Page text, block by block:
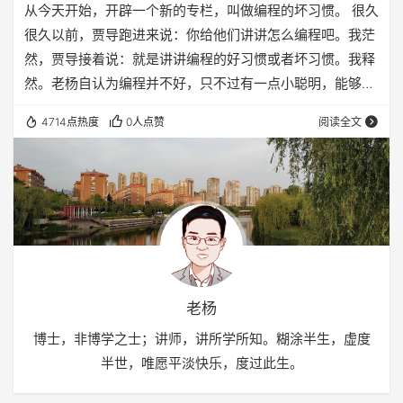
从今天开始，开辟一个新的专栏，叫做编程的坏习惯。 很久
很久以前，贾导跑进来说：你给他们讲讲怎么编程吧。我茫
然，贾导接着说：就是讲讲编程的好习惯或者坏习惯。我释
然。老杨自认为编程并不好，只不过有一点小聪明，能够找
别的不敢保证，挑别人毛病还是有一套的，于是在给他们解
决问题的时候，倒是总结了一些坏习惯出来。 我总是想把问
题攒够了再给他们讲，可是我看到一个问题他们不止一个人
会遇到，而是很多人都会遇到，于是我觉得我不能再等了，
我需要赶紧把这些东西整理出来，免得他们再犯的时候…
4714点热度 0人点赞 阅读全文
老杨
博士，非博学之士；讲师，讲所学所知。糊涂半生，虚度
半世，唯愿平淡快乐，度过此生。